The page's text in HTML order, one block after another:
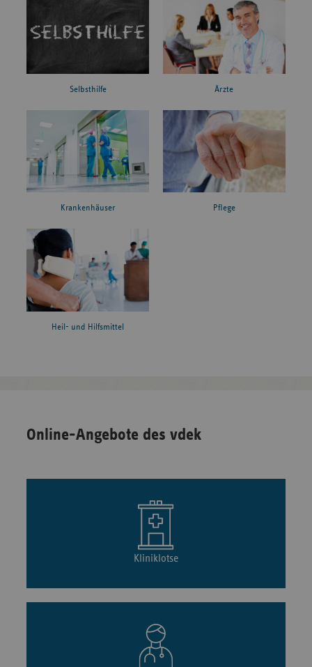
Selbsthilfe Ärzte
Krankenhäuser Pflege
Heil- und Hilfsmittel
Online-Angebote des vdek
Kliniklotse